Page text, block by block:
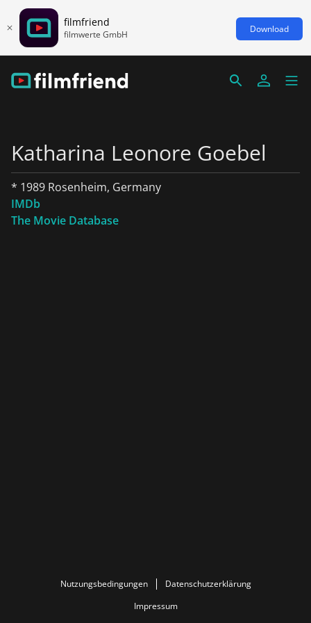
filmfriend
filmwerte GmbH Download
Katharina Leonore Goebel
* 1989 Rosenheim, Germany
IMDb
The Movie Database
Nutzungsbedingungen
Datenschutzerklärung
Impressum